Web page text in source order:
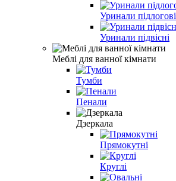
Уринали підлогові
Уринали підвісні
Меблі для ванної кімнати
Тумби
Пенали
Дзеркала
Прямокутні
Круглі